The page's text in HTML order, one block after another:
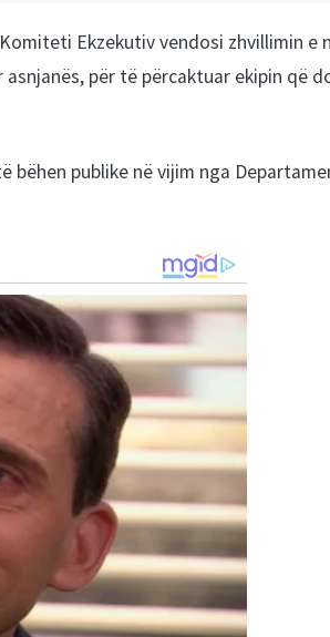
Ekzekutiv vendosi zhvillimin e
për të përcaktuar ekipin që
bëhen publike në vijim nga